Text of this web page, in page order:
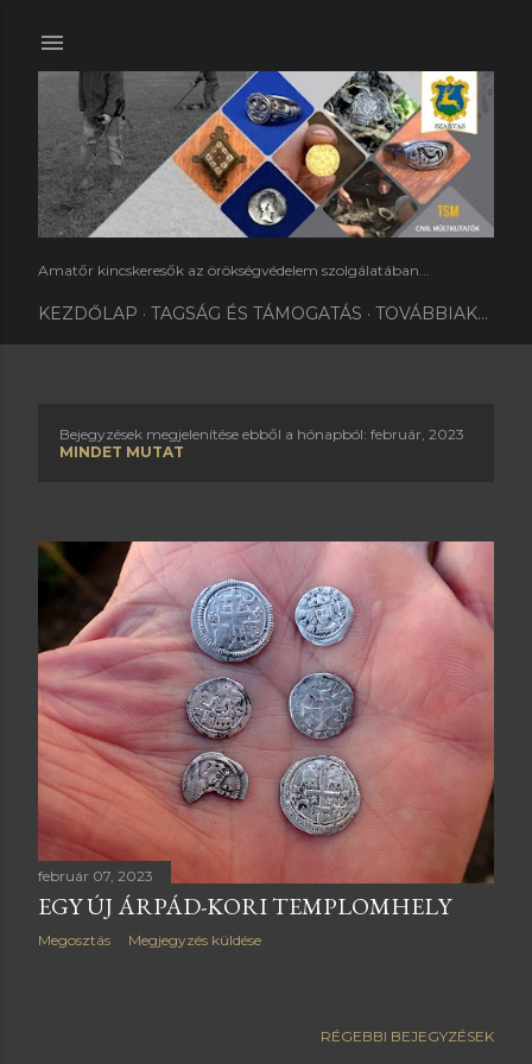
Amatőr kincskeresők az örökségvédelem szolgálatában...
KEZDŐLAP TAGSÁG ÉS TÁMOGATÁS TOVÁBBIAK…
j
g
y
z
é
s
e
k
Bejegyzések megjelenítése ebből a hónapból: február, 2023
MINDET MUTAT
február 07, 2023
EGY ÚJ ÁRPÁD-KORI TEMPLOMHELY
Megosztás Megjegyzés küldése
RÉGEBBI BEJEGYZÉSEK